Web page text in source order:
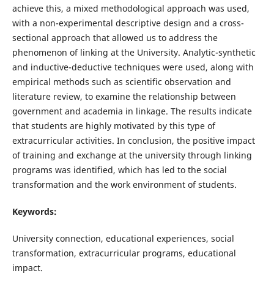
achieve this, a mixed methodological approach was used,
with a non-experimental descriptive design and a cross-
sectional approach that allowed us to address the
phenomenon of linking at the University. Analytic-synthetic
and inductive-deductive techniques were used, along with
empirical methods such as scientific observation and
literature review, to examine the relationship between
government and academia in linkage. The results indicate
that students are highly motivated by this type of
extracurricular activities. In conclusion, the positive impact
of training and exchange at the university through linking
programs was identified, which has led to the social
transformation and the work environment of students.
Keywords:
University connection, educational experiences, social
transformation, extracurricular programs, educational
impact.